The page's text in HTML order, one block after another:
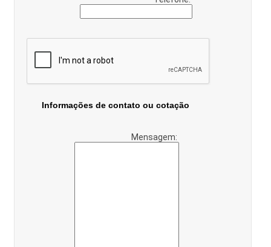
Informações de contato ou cotação
Mensagem: